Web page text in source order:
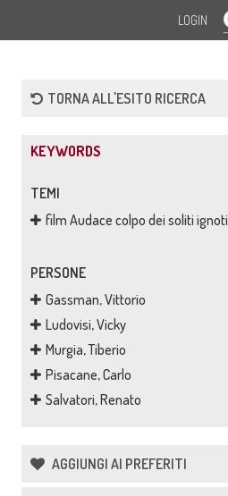
LOGIN
TORNA ALL'ESITO RICERCA
KEYWORDS
TEMI
film Audace colpo dei soliti ignoti
PERSONE
Gassman, Vittorio
Ludovisi, Vicky
Murgia, Tiberio
Pisacane, Carlo
Salvatori, Renato
AGGIUNGI AI PREFERITI